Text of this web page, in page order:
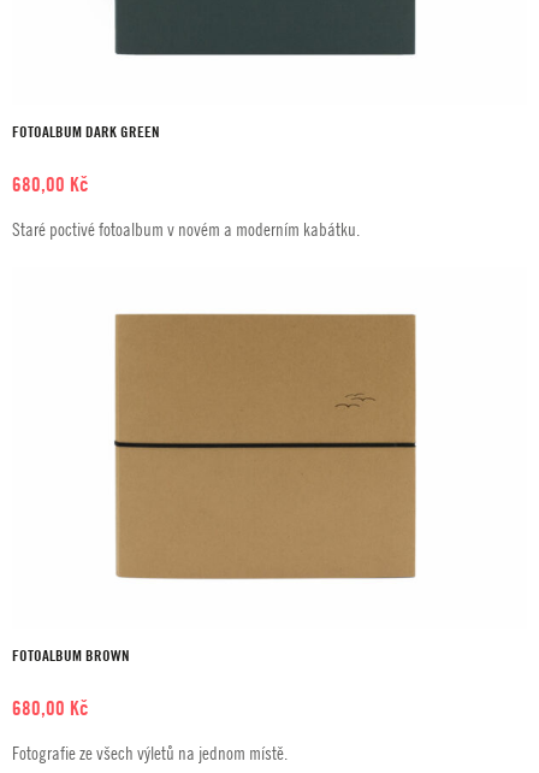
FOTOALBUM DARK GREEN
680,00 Kč
Staré poctivé fotoalbum v novém a moderním kabátku.
FOTOALBUM BROWN
680,00 Kč
Fotografie ze všech výletů na jednom místě.